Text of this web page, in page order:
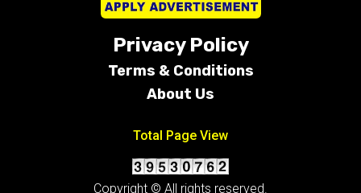
Privacy Policy
Terms & Conditions
About Us
Total Page View
Copyright © All rights reserved.